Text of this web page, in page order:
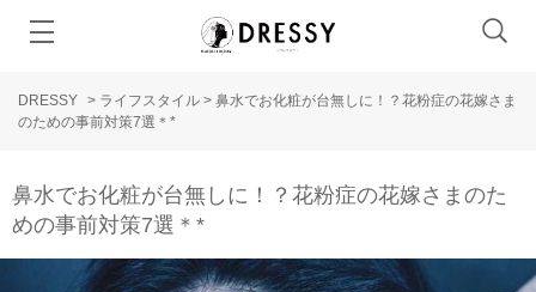
DRESSY > ライフスタイル > 鼻水でお化粧が台無しに！？花粉症の花嫁さま
のための事前対策7選＊*
鼻水でお化粧が台無しに！？花粉症の花嫁さまのた
めの事前対策7選＊*